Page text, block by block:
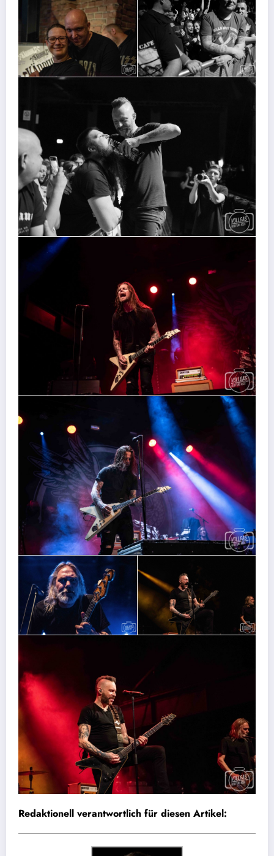
Redaktionell verantwortlich für diesen Artikel: